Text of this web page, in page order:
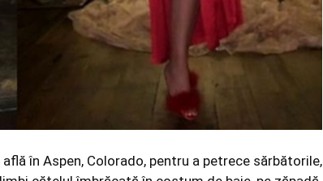
în Aspen, Colorado, pentru a petrece sărbătorile,